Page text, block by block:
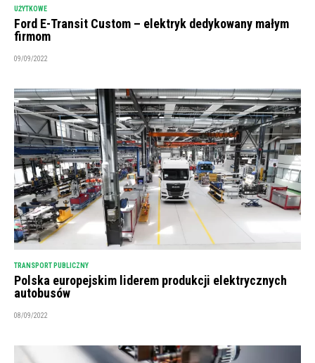
UŻYTKOWE
Ford E-Transit Custom – elektryk dedykowany małym
firmom
09/09/2022
TRANSPORT PUBLICZNY
Polska europejskim liderem produkcji elektrycznych
autobusów
08/09/2022